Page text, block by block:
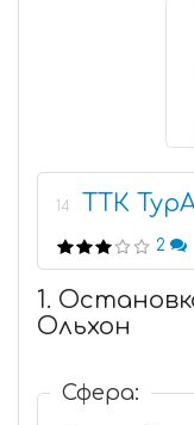
14 ТТК
2
1.
Ольхон
Сфера: